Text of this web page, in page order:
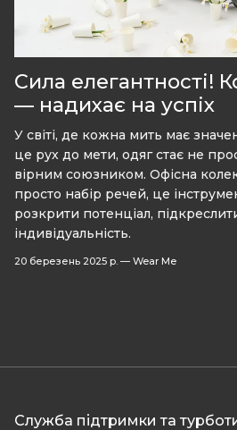
Сила елегантності!
— надихає на успіх
У світі, де кожна мить має
це рух до мети, одяг стає не
вірним союзником. Офісна
просто набір речей, це
розкрити потенціал,
індивідуальність.
20 березень 2025 р. — Wear Me
Служба підтримки та